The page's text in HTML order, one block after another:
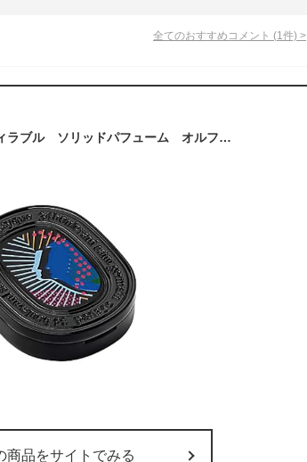
全てのおすすめコメント (1 件) >
ディプティック リフィラブル ソリッドパフューム オルフェオン_3g／ソリッドパフューム
商品をサイトでみる